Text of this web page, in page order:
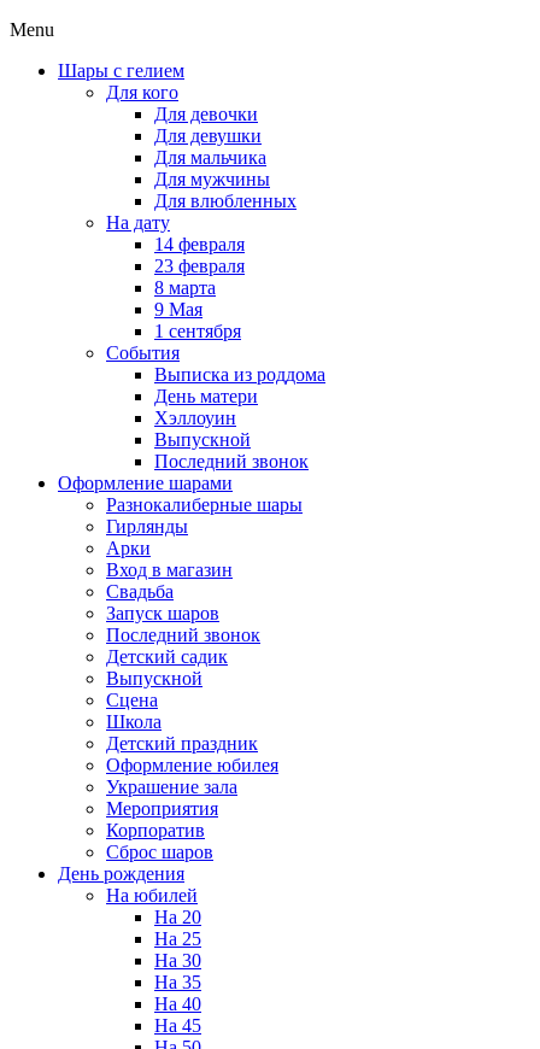
Menu
Шары с гелием
Для кого
Для девочки
Для девушки
Для мальчика
Для мужчины
Для влюбленных
На дату
14 февраля
23 февраля
8 марта
9 Мая
1 сентября
События
Выписка из роддома
День матери
Хэллоуин
Выпускной
Последний звонок
Оформление шарами
Разнокалиберные шары
Гирлянды
Арки
Вход в магазин
Свадьба
Запуск шаров
Последний звонок
Детский садик
Выпускной
Сцена
Школа
Детский праздник
Оформление юбилея
Украшение зала
Мероприятия
Корпоратив
Сброс шаров
День рождения
На юбилей
На 20
На 25
На 30
На 35
На 40
На 45